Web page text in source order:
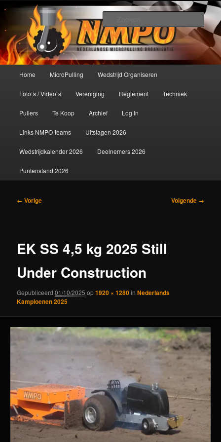
primaire
inhoudNederlandse MicroPulling
Organisatie
De meest krachtige modelbouwsport ter wereld!
Home MicroPulling Wedstrijd Organiseren
Foto`s / Video`s Vereniging Reglement Techniek
Pullers Te Koop Archief Log In
Links NMPO-teams Uitslagen 2026
Wedstrijdkalender 2026 Deelnemers 2026
Puntenstand 2026
Afbeeldingsnavigatie
← Vorige Volgende →
EK SS 4,5 kg 2025 Still
Under Construction
Gepubliceerd01/10/2025 op1920 × 1280inNederlands
Kampioenen 2025